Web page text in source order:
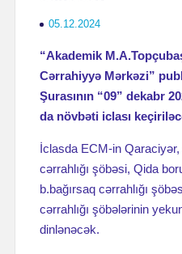
05.12.2024
“Akademik
Cərrahiyyə Mərkəzi”
Şurasının “09” dekabr
da növbəti iclası
İclasda ECM-in
cərrahlığı şöbəsi, Qida
b.bağırsaq cərrahlığı
cərrahlığı şöbələrinin
dinlənəcək.